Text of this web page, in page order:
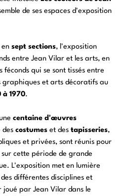
de ses espaces d'exposition
sept sections, l'exposition
entre Jean Vilar et les arts, en
qui se sont tissés entre
et arts décoratifs au
à 1970.
centaine d'œuvres
des costumeset des tapisseries,
et privées, sont réunis pour
cette période de grande
L'exposition met en lumière
différentes disciplines et
joué par Jean Vilar dans le